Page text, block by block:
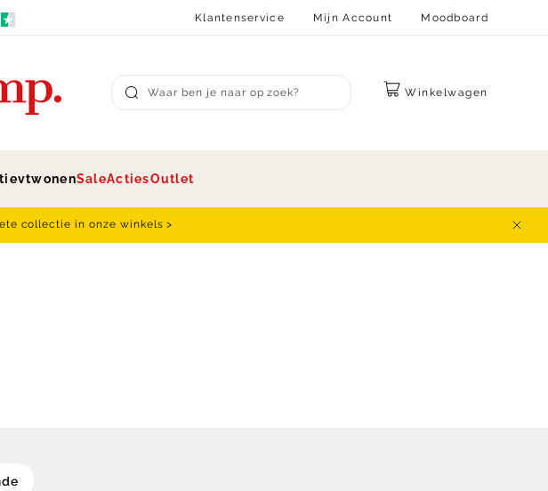
Klantenservice Mijn Account Moodboard
Submit search
Winkelwagen
vtwonenSaleActiesOutlet
collectie in onze winkels >